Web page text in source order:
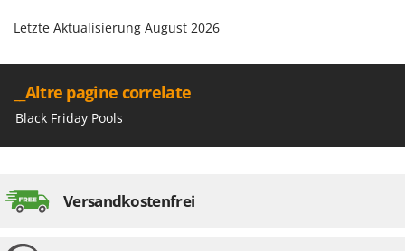
Letzte Aktualisierung August 2026
__Altre pagine correlate
Black Friday Pools
Versandkostenfrei